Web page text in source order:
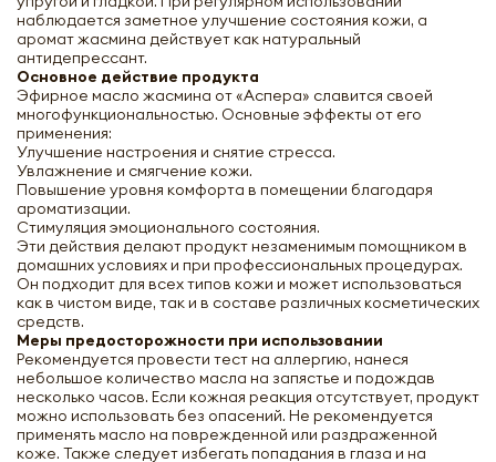
наблюдается заметное улучшение состояния кожи, а
аромат жасмина действует как натуральный
антидепрессант.
Основное действие продукта
Эфирное масло жасмина от «Аспера» славится своей
многофункциональностью. Основные эффекты от его
применения:
Улучшение настроения и снятие стресса.
Увлажнение и смягчение кожи.
Повышение уровня комфорта в помещении благодаря
ароматизации.
Стимуляция эмоционального состояния.
Эти действия делают продукт незаменимым помощником в
домашних условиях и при профессиональных процедурах.
Он подходит для всех типов кожи и может использоваться
как в чистом виде, так и в составе различных косметических
средств.
Меры предосторожности при использовании
Рекомендуется провести тест на аллергию, нанеся
небольшое количество масла на запястье и подождав
несколько часов. Если кожная реакция отсутствует, продукт
можно использовать без опасений. Не рекомендуется
применять масло на поврежденной или раздраженной
коже. Также следует избегать попадания в глаза и на